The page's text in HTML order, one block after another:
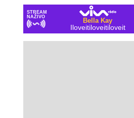
STREAM
NAŽIVO
Bella Kay
Iloveitiloveitiloveit